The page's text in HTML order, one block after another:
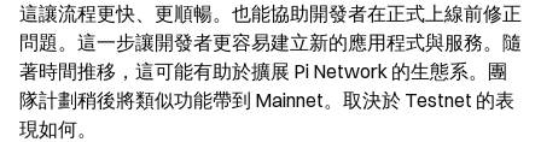
這讓流程更快、更順暢。也能協助開發者在正式上線前修正
問題。這一步讓開發者更容易建立新的應用程式與服務。隨
著時間推移，這可能有助於擴展 Pi Network 的生態系。團
隊計劃稍後將類似功能帶到 Mainnet。取決於 Testnet 的表
現如何。